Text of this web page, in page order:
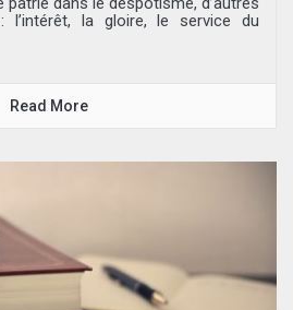
l’intérêt, la gloire, le service du
Read More